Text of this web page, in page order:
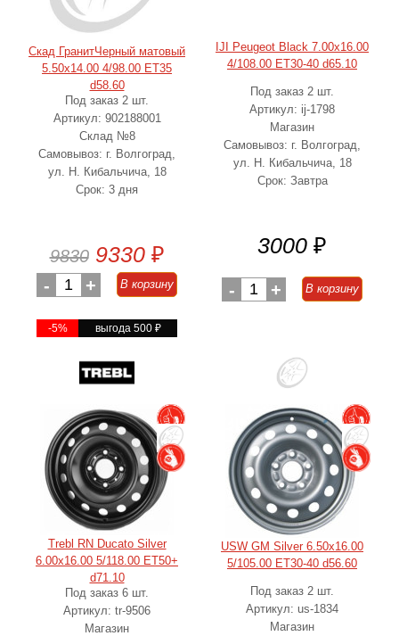
Скад ГранитЧерный матовый
5.50x14.00 4/98.00 ET35
d58.60
Под заказ 2 шт.
Артикул: 902188001
Склад №8
Самовывоз: г. Волгоград,
ул. Н. Кибальчича, 18
Срок: 3 дня
9830 9330 ₽
- 1 + В корзину
-5% выгода 500 ₽
IJI Peugeot Black 7.00x16.00
4/108.00 ET30-40 d65.10
Под заказ 2 шт.
Артикул: ij-1798
Магазин
Самовывоз: г. Волгоград,
ул. Н. Кибальчича, 18
Срок: Завтра
3000 ₽
- 1 + В корзину
Trebl RN Ducato Silver
6.00x16.00 5/118.00 ET50+
d71.10
Под заказ 6 шт.
Артикул: tr-9506
Магазин
USW GM Silver 6.50x16.00
5/105.00 ET30-40 d56.60
Под заказ 2 шт.
Артикул: us-1834
Магазин